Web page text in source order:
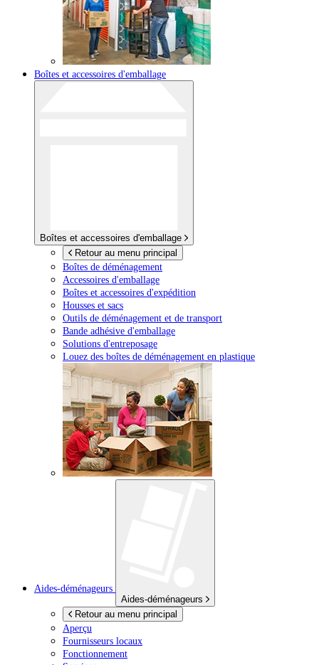
Boîtes et accessoires d'emballage
Boîtes et accessoires d'emballage
Retour au menu principal
Boîtes de déménagement
Accessoires d'emballage
Boîtes et accessoires d'expédition
Housses et sacs
Outils de déménagement et de transport
Bande adhésive d'emballage
Solutions d'entreposage
Louez des boîtes de déménagement en plastique
Aides-déménageurs
Aides-déménageurs
Retour au menu principal
Aperçu
Fournisseurs locaux
Fonctionnement